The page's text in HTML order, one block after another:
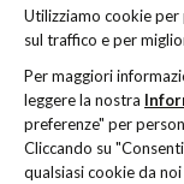
Utilizziamo cookie
sul traffico e per
Per maggiori
leggere la nostra
preferenze" per
Cliccando su
qualsiasi cookie da